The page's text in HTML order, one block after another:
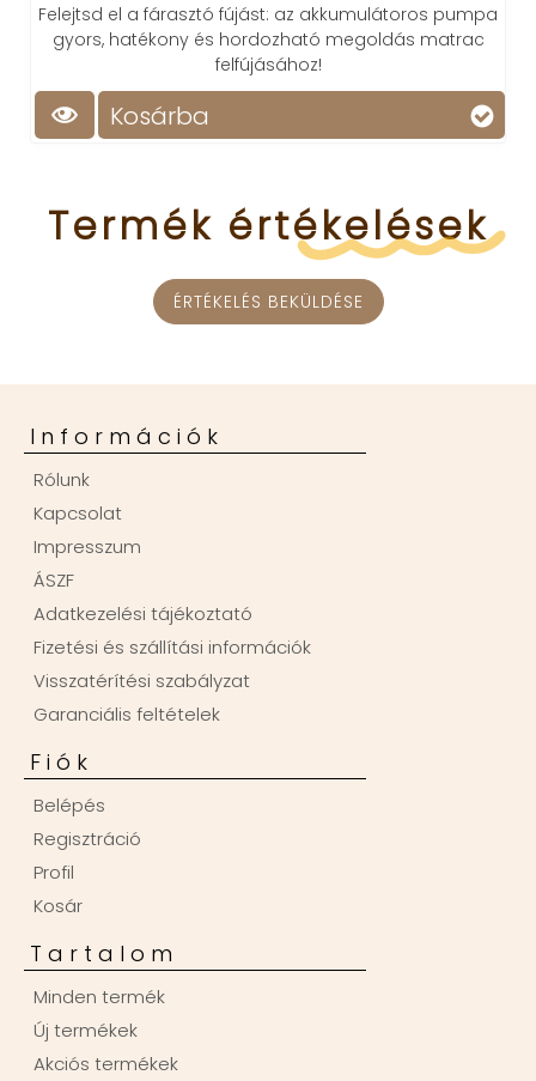
el a fárasztó fújást: az akkumulátoros pumpa
hatékony és hordozható megoldás matrac
felfújásához!
Kosárba
Termék értékelések
ÉRTÉKELÉS BEKÜLDÉSE
Információk
Rólunk
Kapcsolat
Impresszum
ÁSZF
Adatkezelési tájékoztató
Fizetési és szállítási információk
Visszatérítési szabályzat
Garanciális feltételek
Fiók
Belépés
Regisztráció
Profil
Kosár
Tartalom
Minden termék
Új termékek
Akciós termékek